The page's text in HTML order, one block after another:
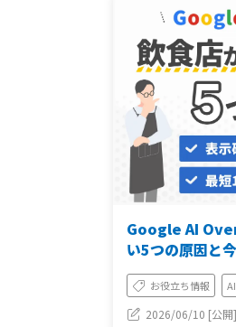
Google AI
い5つの原因と
お役立ち情報
2026/06/10 [公開]